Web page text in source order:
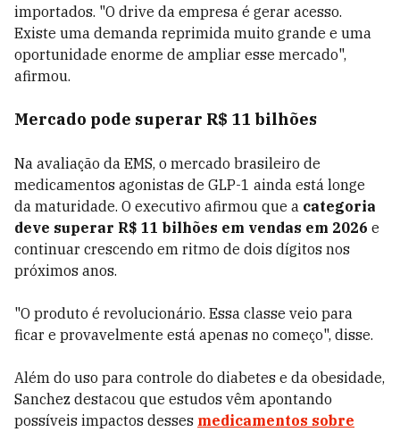
importados. "O drive da empresa é gerar acesso.
Existe uma demanda reprimida muito grande e uma
oportunidade enorme de ampliar esse mercado",
afirmou.
Mercado pode superar R$ 11 bilhões
Na avaliação da EMS, o mercado brasileiro de
medicamentos agonistas de GLP-1 ainda está longe
da maturidade. O executivo afirmou que a categoria
deve superar R$ 11 bilhões em vendas em 2026 e
continuar crescendo em ritmo de dois dígitos nos
próximos anos.
"O produto é revolucionário. Essa classe veio para
ficar e provavelmente está apenas no começo", disse.
Além do uso para controle do diabetes e da obesidade,
Sanchez destacou que estudos vêm apontando
possíveis impactos desses medicamentos sobre